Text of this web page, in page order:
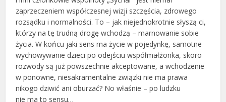
zaprzeczeniem współczesnej wizji szczęścia, zdrowego
rozsądku i normalności. To – jak niejednokrotnie słyszą ci,
którzy na tę trudną drogę wchodzą – marnowanie sobie
życia. W końcu jaki sens ma życie w pojedynkę, samotne
wychowywanie dzieci po odejściu współmałżonka, skoro
rozwody są już powszechnie akceptowane, a wchodzenie
w ponowne, niesakramentalne związki nie ma prawa
nikogo dziwić ani oburzać? No właśnie – po ludzku
nie ma to sensu…